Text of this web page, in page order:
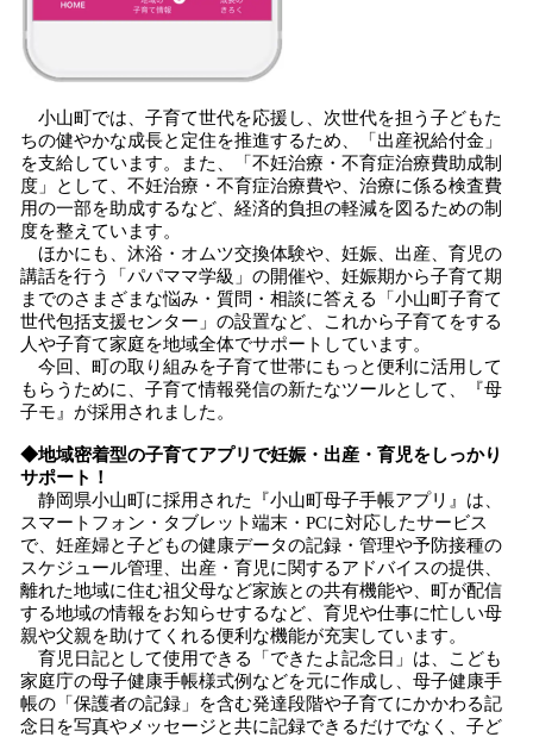
小山町では、子育て世代を応援し、次世代を担う子どもた
ちの健やかな成長と定住を推進するため、「出産祝給付金」
を支給しています。また、「不妊治療・不育症治療費助成制
度」として、不妊治療・不育症治療費や、治療に係る検査費
用の一部を助成するなど、経済的負担の軽減を図るための制
度を整えています。
ほかにも、沐浴・オムツ交換体験や、妊娠、出産、育児の
講話を行う「パパママ学級」の開催や、妊娠期から子育て期
までのさまざまな悩み・質問・相談に答える「小山町子育て
世代包括支援センター」の設置など、これから子育てをする
人や子育て家庭を地域全体でサポートしています。
今回、町の取り組みを子育て世帯にもっと便利に活用して
もらうために、子育て情報発信の新たなツールとして、『母
子モ』が採用されました。
◆地域密着型の子育てアプリで妊娠・出産・育児をしっかり
サポート！
静岡県小山町に採用された『小山町母子手帳アプリ』は、
スマートフォン・タブレット端末・PCに対応したサービス
で、妊産婦と子どもの健康データの記録・管理や予防接種の
スケジュール管理、出産・育児に関するアドバイスの提供、
離れた地域に住む祖父母など家族との共有機能や、町が配信
する地域の情報をお知らせするなど、育児や仕事に忙しい母
親や父親を助けてくれる便利な機能が充実しています。
育児日記として使用できる「できたよ記念日」は、こども
家庭庁の母子健康手帳様式例などを元に作成し、母子健康手
帳の「保護者の記録」を含む発達段階や子育てにかかわる記
念日を写真やメッセージと共に記録できるだけでなく、子ど